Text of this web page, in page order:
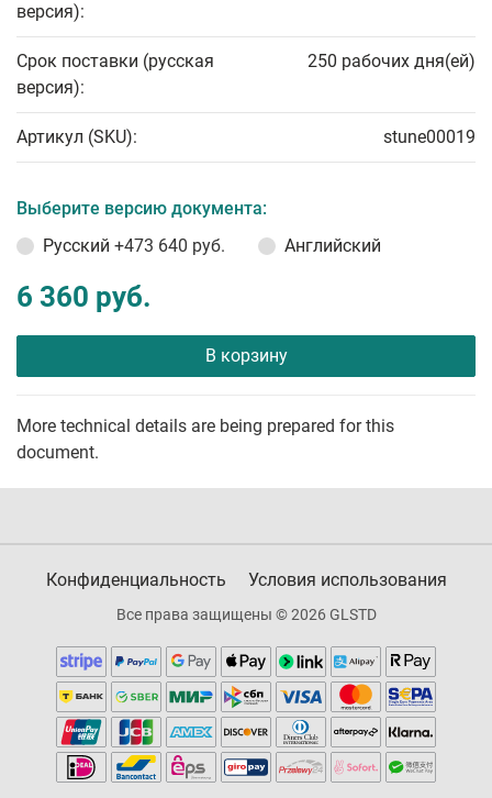
версия):
Срок поставки (русская
версия):
250 рабочих дня(ей)
Артикул (SKU): stune00019
Выберите версию документа:
Русский +473 640 руб. Английский
6 360 руб.
В корзину
More technical details are being prepared for this
document.
Конфиденциальность Условия использования
Все права защищены © 2026 GLSTD